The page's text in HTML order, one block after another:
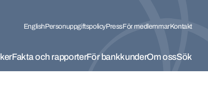
EnglishPersonuppgiftspolicyPressFör medlemmarKontakt
Fakta och rapporterFör bankkunderOm ossSök